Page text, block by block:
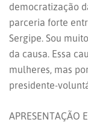
democratização
parceria forte
Sergipe. Sou
da causa. Essa
mulheres, mas
presidente-
APRESENTAÇÃO